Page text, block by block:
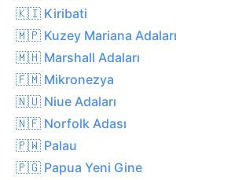
🇰🇮 Kiribati
🇲🇵 Kuzey Mariana Adaları
🇲🇭 Marshall Adaları
🇫🇲 Mikronezya
🇳🇺 Niue Adaları
🇳🇫 Norfolk Adası
🇵🇼 Palau
🇵🇬 Papua Yeni Gine